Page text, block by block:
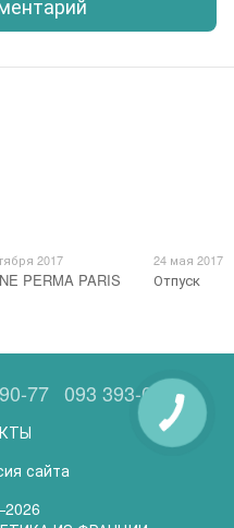
2017
PERMA PARIS
24 мая 2017
Отпуск
77 093 393-05-63
сайта